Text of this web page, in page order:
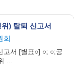
인가내용의 변경
) 탈퇴 신고서
회
고서 [별표○] ○; ○;공
...